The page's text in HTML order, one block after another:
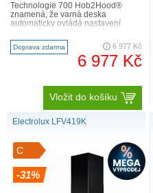
Technologie 700 Hob2Hood®
znamená, že varná deska
automaticky ovládá nastavení
upravuje intenzitu odsávání buď
podle teplot..
Doprava zdarma 6 977 Kč
6 977 Kč
Vložit do košíku
Electrolux LFV419K
C
-31%